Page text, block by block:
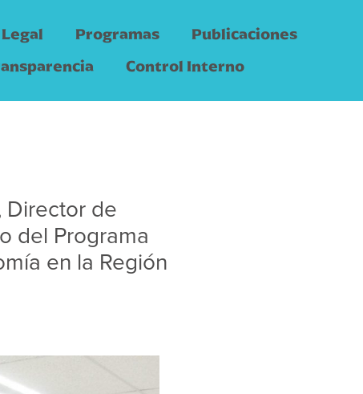
Programas
Publicaciones
Control Interno
Director de
del Programa
en la Región